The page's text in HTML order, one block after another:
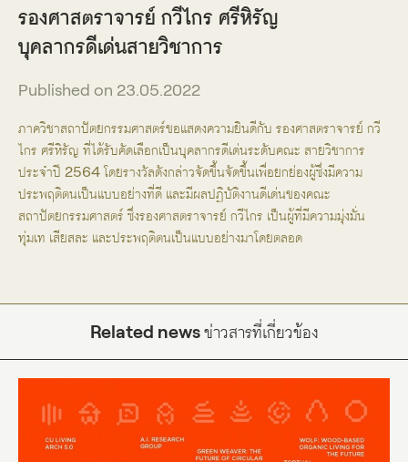
รองศาสตราจารย์ กวีไกร ศรีหิรัญ
บุคลากรดีเด่นสายวิชาการ
Published on 23.05.2022
ภาควิชาสถาปัตยกรรมศาสตร์ขอแสดงความยินดีกับ รองศาสตราจารย์ กวี
ไกร ศรีหิรัญ ที่ได้รับคัดเลือกเป็นบุคลากรดีเด่นระดับคณะ สายวิชาการ
ประจำปี 2564 โดยรางวัลดังกล่าวจัดขึ้นจัดขึ้นเพื่อยกย่องผู้ซึ่งมีความ
ประพฤติตนเป็นแบบอย่างที่ดี และมีผลปฏิบัติงานดีเด่นของคณะ
สถาปัตยกรรมศาสตร์ ซึ่งรองศาสตราจารย์ กวีไกร เป็นผู้ที่มีความมุ่งมั่น
ทุ่มเท เสียสละ และประพฤติตนเป็นแบบอย่างมาโดยตลอด
Related newsข่าวสารที่เกี่ยวข้อง